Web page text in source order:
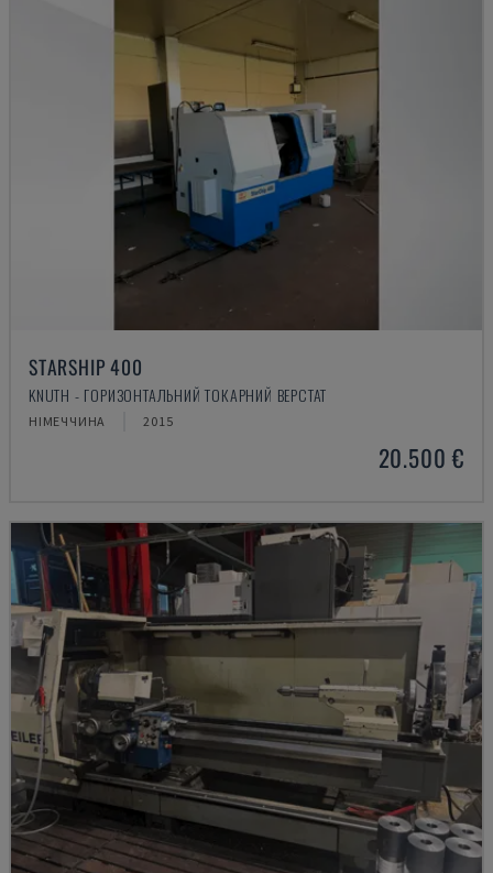
STARSHIP 400
KNUTH - ГОРИЗОНТАЛЬНИЙ ТОКАРНИЙ ВЕРСТАТ
НІМЕЧЧИНА 2015
20.500 €